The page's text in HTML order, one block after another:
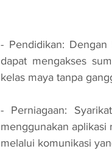
- Pendidikan:
dapat mengakses
kelas maya tanpa
- Perniagaan:
menggunakan aplikasi
melalui komunikasi